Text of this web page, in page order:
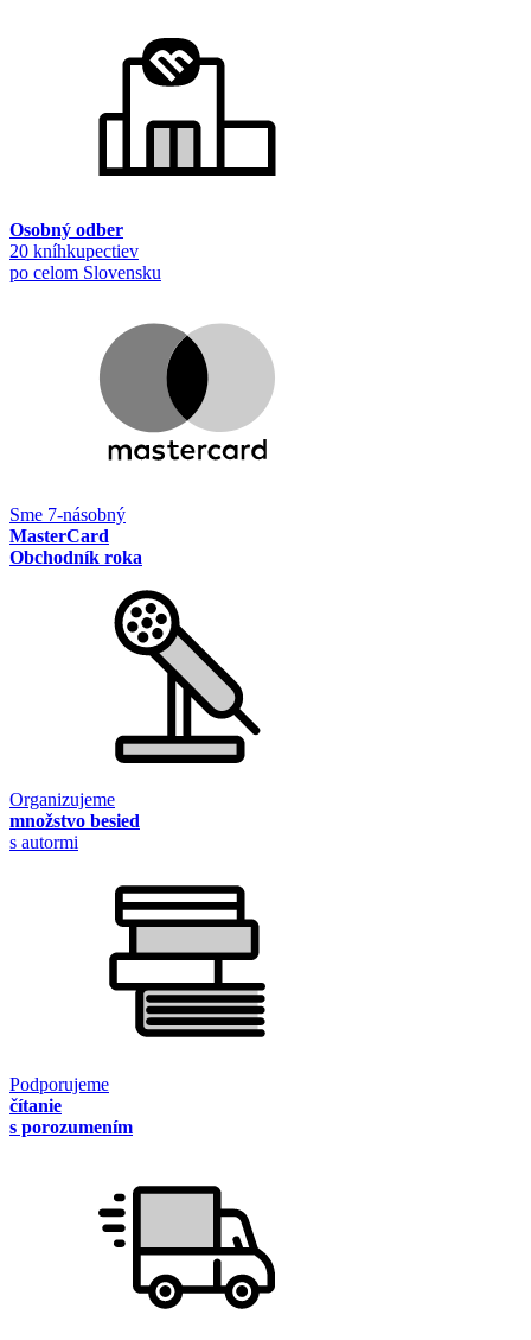
Osobný odber
20 kníhkupectiev
po celom Slovensku
Sme 7-násobný
MasterCard
Obchodník roka
Organizujeme
množstvo besied
s autormi
Podporujeme
čítanie
s porozumením